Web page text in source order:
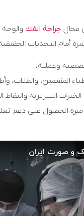
مجال جراحة الفك
أمام التحديات
وعملية.
المقيمين، والطلاب،
السريرية والنقاط
الحصول على دعم